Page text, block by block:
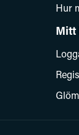
Hur
Mitt